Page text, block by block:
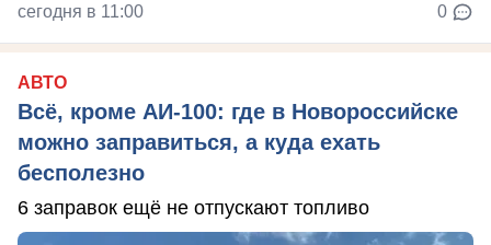
сегодня в 11:00 0
АВТО
Всё, кроме АИ-100: где в Новороссийске
можно заправиться, а куда ехать
бесполезно
6 заправок ещё не отпускают топливо